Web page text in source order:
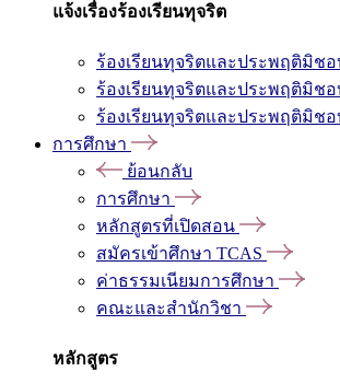
แจ้งเรื่องร้องเรียนทุจริต
ร้องเรียนทุจริตและประพฤติมิชอ
ร้องเรียนทุจริตและประพฤติมิชอ
ร้องเรียนทุจริตและประพฤติมิชอ
การศึกษา
ย้อนกลับ
การศึกษา
หลักสูตรที่เปิดสอน
สมัครเข้าศึกษา TCAS
ค่าธรรมเนียมการศึกษา
คณะและสำนักวิชา
หลักสูตร